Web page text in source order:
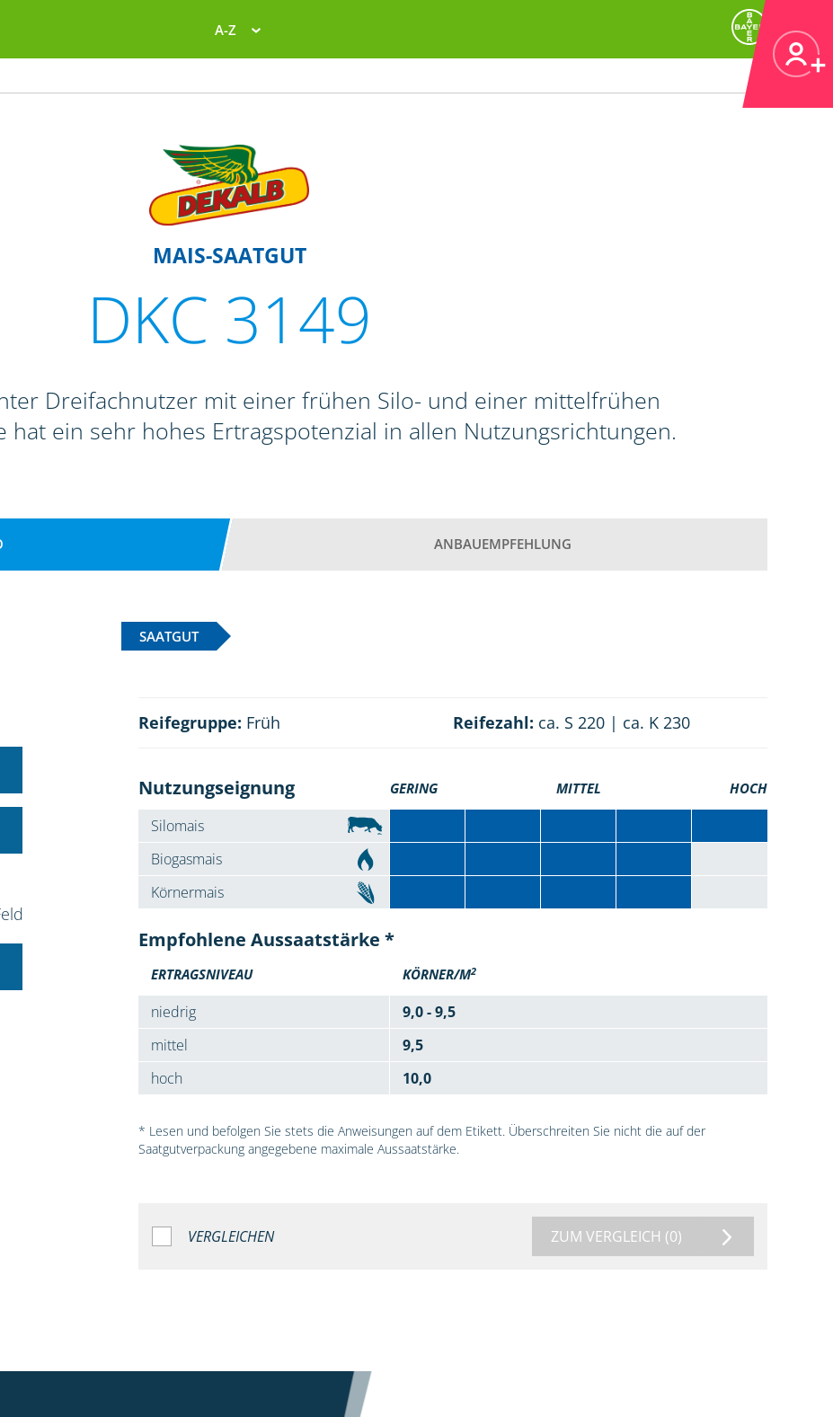
A-Z
MAIS-SAATGUT
DKC 3149
Dreifachnutzer mit einer frühen Silo- und einer mittelfrühen
hat ein sehr hohes Ertragspotenzial in allen Nutzungsrichtungen.
ANBAUEMPFEHLUNG
SAATGUT
Reifegruppe: Früh Reifezahl: ca. S 220 | ca. K 230
Nutzungseignung GERING MITTEL HOCH
Silomais
Biogasmais
Körnermais
Empfohlene Aussaatstärke *
ERTRAGSNIVEAU KÖRNER/M2
niedrig
9,0 - 9,5
mittel
9,5
hoch
10,0
* Lesen und befolgen Sie stets die Anweisungen auf dem Etikett. Überschreiten Sie nicht die auf der
Saatgutverpackung angegebene maximale Aussaatstärke.
VERGLEICHEN ZUM VERGLEICH (0)